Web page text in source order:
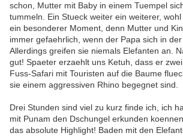
schon, Mutter mit Baby in einem Tuempel
tummeln. Ein Stueck weiter ein weiterer,
ein besonderer Moment, denn Mutter und
immer gefaehrlich, wenn der Papa sich in
Allerdings greifen sie niemals Elefanten an.
gut! Spaeter erzaehlt uns Ketuh, dass er
Fuss-Safari mit Touristen auf die Baume
sie einem aggressiven Rhino begegnet sind.
Drei Stunden sind viel zu kurz finde ich, ich
mit Punam den Dschungel erkunden
das absolute Highlight! Baden mit den